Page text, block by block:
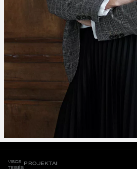
VISOS
TEISĖS
PROJEKTAI